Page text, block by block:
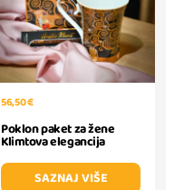
56,50 €
Poklon paket za žene
Klimtova elegancija
SAZNAJ VIŠE